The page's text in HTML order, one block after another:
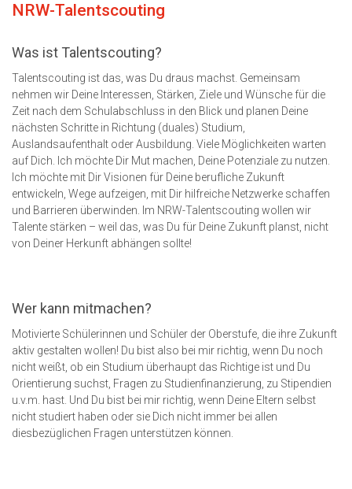
NRW-Talentscouting
Was ist Talentscouting?
Talentscouting ist das, was Du draus machst. Gemeinsam
nehmen wir Deine Interessen, Stärken, Ziele und Wünsche für die
Zeit nach dem Schulabschluss in den Blick und planen Deine
nächsten Schritte in Richtung (duales) Studium,
Auslandsaufenthalt oder Ausbildung. Viele Möglichkeiten warten
auf Dich. Ich möchte Dir Mut machen, Deine Potenziale zu nutzen.
Ich möchte mit Dir Visionen für Deine berufliche Zukunft
entwickeln, Wege aufzeigen, mit Dir hilfreiche Netzwerke schaffen
und Barrieren überwinden. Im NRW-Talentscouting wollen wir
Talente stärken – weil das, was Du für Deine Zukunft planst, nicht
von Deiner Herkunft abhängen sollte!
Wer kann mitmachen?
Motivierte Schülerinnen und Schüler der Oberstufe, die ihre Zukunft
aktiv gestalten wollen! Du bist also bei mir richtig, wenn Du noch
nicht weißt, ob ein Studium überhaupt das Richtige ist und Du
Orientierung suchst, Fragen zu Studienfinanzierung, zu Stipendien
u.v.m. hast. Und Du bist bei mir richtig, wenn Deine Eltern selbst
nicht studiert haben oder sie Dich nicht immer bei allen
diesbezüglichen Fragen unterstützen können.